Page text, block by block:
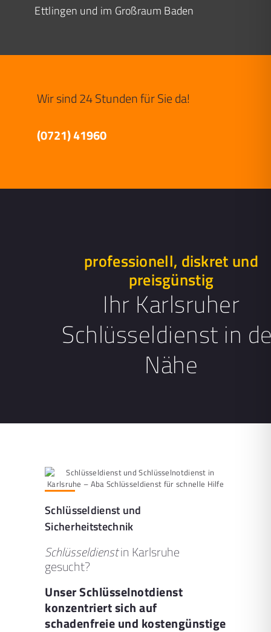
Ettlingen und im Großraum Baden
Wir sind 24 Stunden für Sie da!
(0721) 41960
professionell, diskret und
preisgünstig
Ihr Karlsruher
Schlüsseldienst in
Nähe
Schlüsseldienst und
Sicherheitstechnik
Schlüsseldienstin Karlsruhe
gesucht?
Unser Schlüsselnotdienst
konzentriert sich auf
schadenfreie und kostengünstige